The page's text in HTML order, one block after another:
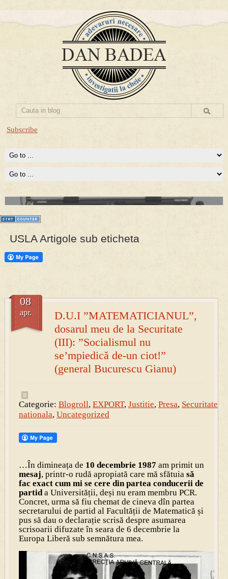
Subscribe
PRESA
Permise pentru vânătoarea de porci în costume, cu gulere albe
Prima mea carte publicata (Nemira)
Averea Presedintelui: prima lucrare despre controversatele
conturi secrete ale Securitatii.
USLA Artigole sub eticheta
D.U.I ”MATEMATICIANUL”,
dosarul meu de la Securitate
(III): ”Socialismul nu
se’mpiedică de-un ciot!”
(general Bucurescu Gianu)
08
apr.
Categorie: Blogroll, EXPORT, Justitie, Presa, Securitate
nationala, Uncategorized
…În dimineața de 10 decembrie 1987 am primit un
mesaj, printr-o rudă apropiată care mă sfătuia să
fac exact cum mi se cere din partea conducerii de
partida Universității, deși nu eram membru PCR.
Concret, urma să fiu chemat de cineva dîn partea
secretarului de partid al Facultății de Matematică și
pus să dau o declarație scrisă despre asumarea
scrisoarii difuzate în seara de 6 decembrie la
Europa Liberă sub semnătura mea.